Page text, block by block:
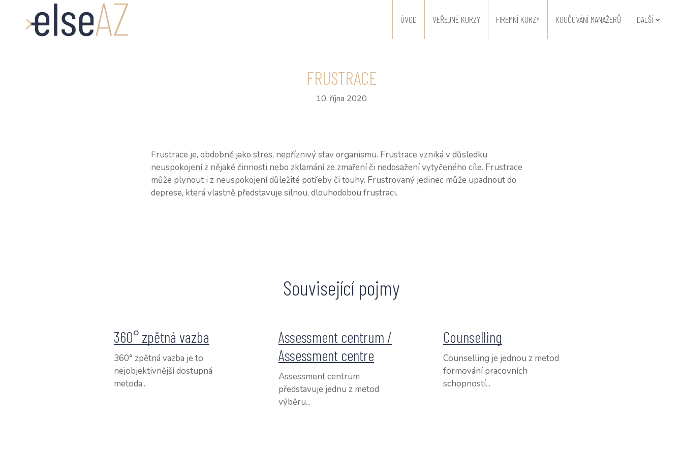
ÚVOD VEŘEJNÉ KURZY FIREMNÍ KURZY KOUČOVÁNÍ MANAŽERŮ DALŠÍ
FRUSTRACE
10. října 2020
Frustrace je, obdobně jako stres, nepříznivý stav organismu. Frustrace vzniká v důsledku
neuspokojení z nějaké činnosti nebo zklamání ze zmaření či nedosažení vytyčeného cíle. Frustrace
může plynout i z neuspokojení důležité potřeby či touhy. Frustrovaný jedinec může upadnout do
deprese, která vlastně představuje silnou, dlouhodobou frustraci.
Související pojmy
360° zpětná vazba
360° zpětná vazba je to
nejobjektivnější dostupná
metoda...
Assessment centrum /
Assessment centre
Assessment centrum
představuje jednu z metod
výběru...
Counselling
Counselling je jednou z metod
formování pracovních
schopností...